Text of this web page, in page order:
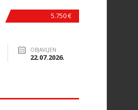
5.750 €
OBJAVLJEN
22.07.2026.